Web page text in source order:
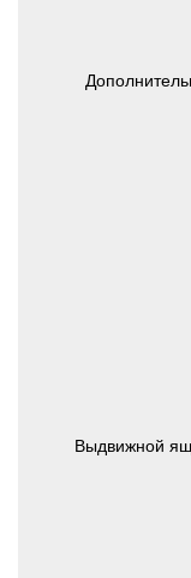
Выдвижной